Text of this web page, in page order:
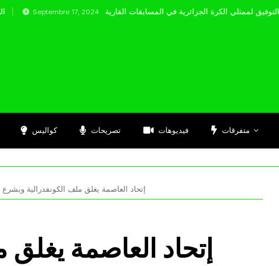
17, 2024
كواليس تصريحات فيديوهات متفرقات
إتحاد العاصمة يغلق ملف الكونفدرالية
إتحاد العاصمة يغلق